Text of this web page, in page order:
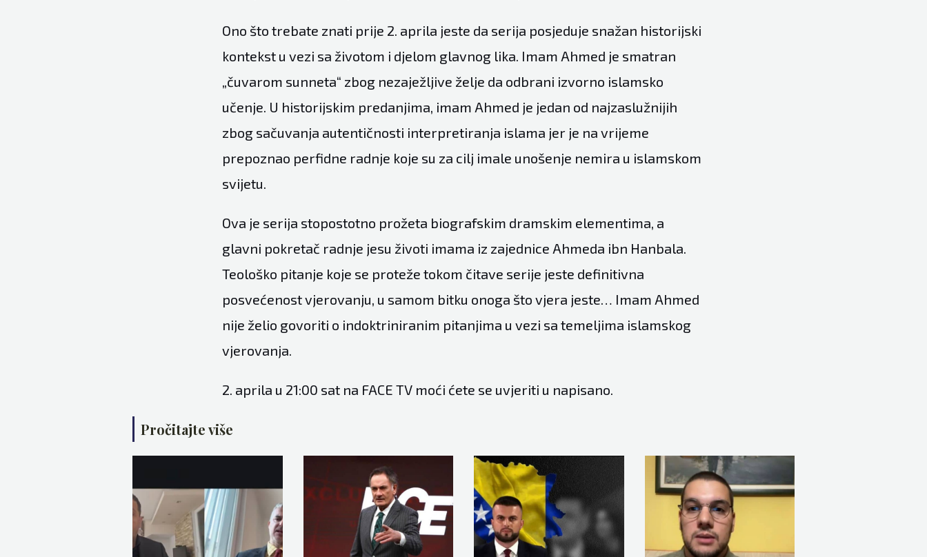
Ono što trebate znati prije 2. aprila jeste da serija posjeduje snažan historijski
kontekst u vezi sa životom i djelom glavnog lika. Imam Ahmed je smatran
„čuvarom sunneta“ zbog nezaježljive želje da odbrani izvorno islamsko
učenje. U historijskim predanjima, imam Ahmed je jedan od najzaslužnijih
zbog sačuvanja autentičnosti interpretiranja islama jer je na vrijeme
prepoznao perfidne radnje koje su za cilj imale unošenje nemira u islamskom
svijetu.
Ova je serija stopostotno prožeta biografskim dramskim elementima, a
glavni pokretač radnje jesu životi imama iz zajednice Ahmeda ibn Hanbala.
Teološko pitanje koje se proteže tokom čitave serije jeste definitivna
posvećenost vjerovanju, u samom bitku onoga što vjera jeste… Imam Ahmed
nije želio govoriti o indoktriniranim pitanjima u vezi sa temeljima islamskog
vjerovanja.
2. aprila u 21:00 sat na FACE TV moći ćete se uvjeriti u napisano.
Pročitajte više